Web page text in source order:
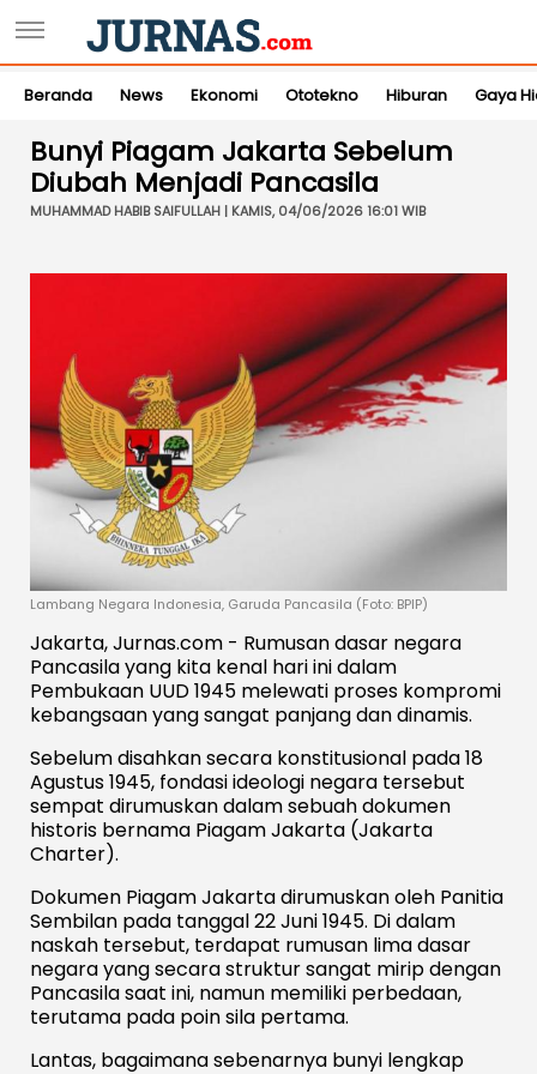
Beranda News Ekonomi Ototekno Hiburan Gaya
Bunyi Piagam Jakarta Sebelum
Diubah Menjadi Pancasila
MUHAMMAD HABIB SAIFULLAH | KAMIS, 04/06/2026 16:01 WIB
Lambang Negara Indonesia, Garuda Pancasila (Foto: BPIP)
Jakarta, Jurnas.com - Rumusan dasar negara
Pancasila yang kita kenal hari ini dalam
Pembukaan UUD 1945 melewati proses kompromi
kebangsaan yang sangat panjang dan dinamis.
Sebelum disahkan secara konstitusional pada 18
Agustus 1945, fondasi ideologi negara tersebut
sempat dirumuskan dalam sebuah dokumen
historis bernama Piagam Jakarta (Jakarta
Charter).
Dokumen Piagam Jakarta dirumuskan oleh Panitia
Sembilan pada tanggal 22 Juni 1945. Di dalam
naskah tersebut, terdapat rumusan lima dasar
negara yang secara struktur sangat mirip dengan
Pancasila saat ini, namun memiliki perbedaan,
terutama pada poin sila pertama.
Lantas, bagaimana sebenarnya bunyi lengkap